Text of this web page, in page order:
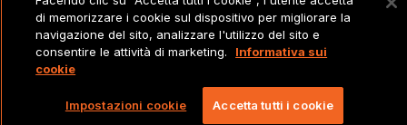
di memorizzare i cookie sul dispositivo per migliorare la
navigazione del sito, analizzare l'utilizzo del sito e
consentire le attività di marketing.
Informativa sui
cookie
Impostazioni cookie Accetta tutti i cookie